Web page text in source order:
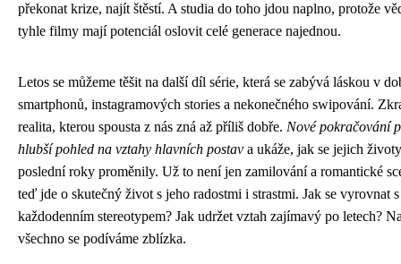
překonat krize, najít štěstí. A studia do toho jdou naplno, protože
tyhle filmy mají potenciál oslovit celé generace najednou.
Letos se můžeme těšit na další díl série, která se zabývá láskou v
smartphonů, instagramových stories a nekonečného swipování.
realita, kterou spousta z nás zná až příliš dobře. Nové pokračování
hlubší pohled na vztahy hlavních postav a ukáže, jak se jejich
poslední roky proměnily. Už to není jen zamilování a romantické
teď jde o skutečný život s jeho radostmi i strastmi. Jak se vyrovnat s
každodenním stereotypem? Jak udržet vztah zajímavý po letech?
všechno se podíváme zblízka.